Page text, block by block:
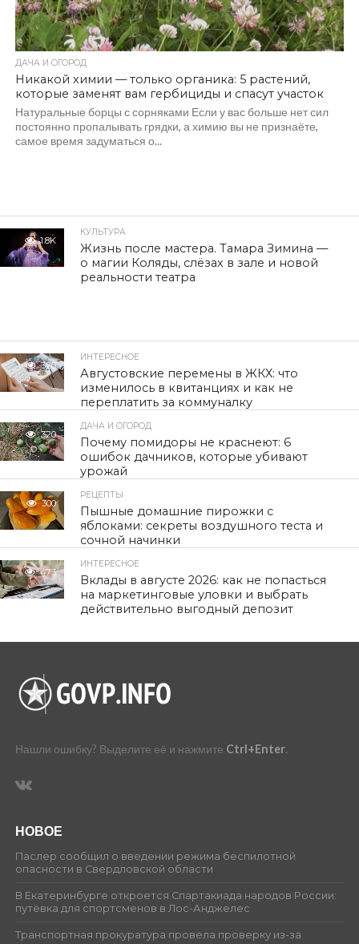
ДАЧА И ОГОРОД
Никакой химии — только органика: 5 растений,
которые заменят вам гербициды и спасут участок
Натуральные борцы с сорняками Если у вас больше нет сил
постоянно пропалывать грядки, а химию вы не признаёте,
самое время задуматься о...
1.8K
КУЛЬТУРА
Жизнь после мастера. Тамара Зимина —
о магии Коляды, слёзах в зале и новой
реальности театра
320
ИНТЕРЕСНОЕ
Августовские перемены в ЖКХ: что
изменилось в квитанциях и как не
переплатить за коммуналку
320
ДАЧА И ОГОРОД
Почему помидоры не краснеют: 6
ошибок дачников, которые убивают
урожай
300
РЕЦЕПТЫ
Пышные домашние пирожки с
яблоками: секреты воздушного теста и
сочной начинки
473
ИНТЕРЕСНОЕ
Вклады в августе 2026: как не попасться
на маркетинговые уловки и выбрать
действительно выгодный депозит
Нашли ошибку? Выделите её и нажмите Ctrl+Enter.
НОВОЕ
Паслер сообщил о введении режима беспилотной
опасности в Свердловской области
В Екатеринбурге откроется Спартакиада народов России:
путёвка для спортсменов в Лос-Анджелес
Транспортная прокуратура провела проверку из-за